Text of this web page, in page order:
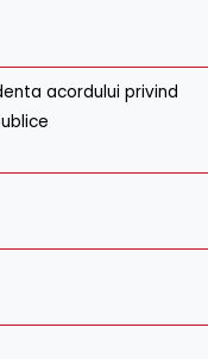
acordului privind